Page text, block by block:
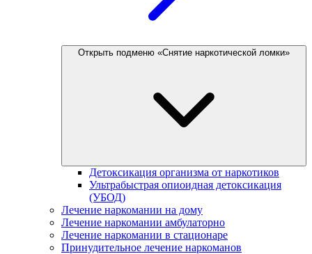
Открыть подменю «Снятие наркотической ломки»
Детоксикация организма от наркотиков
Ультрабыстрая опиоидная детоксикация
(УБОД)
Лечение наркомании на дому
Лечение наркомании амбулаторно
Лечение наркомании в стационаре
Принудительное лечение наркоманов